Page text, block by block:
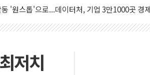
폭 드론' 첫 실사격…미 해병대, 한반도 지형서
PD 15곳, 관행 아닌 담합…76조2000억 입찰
에코프로비엠 등 '슈퍼을' 5곳 선정...소부장 핵
물놀이기구·유아용품 등 94개 제품 안전기준 '
저치